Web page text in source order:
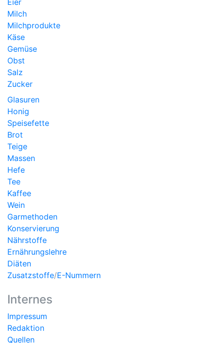
Milch
Milchprodukte
Käse
Gemüse
Obst
Salz
Zucker
Glasuren
Honig
Speisefette
Brot
Teige
Massen
Hefe
Tee
Kaffee
Wein
Garmethoden
Konservierung
Nährstoffe
Ernährungslehre
Diäten
Zusatzstoffe/E-Nummern
Internes
Impressum
Redaktion
Quellen